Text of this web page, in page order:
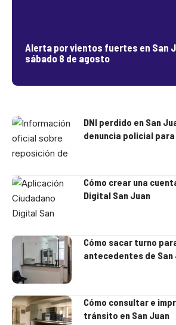
Alerta por vientos fuertes en San
sábado 8 de agosto
DNI perdido en San
denuncia policial
Cómo crear una
Digital San Juan
Cómo sacar turno
antecedentes de San
Cómo consultar e
tránsito en San Juan